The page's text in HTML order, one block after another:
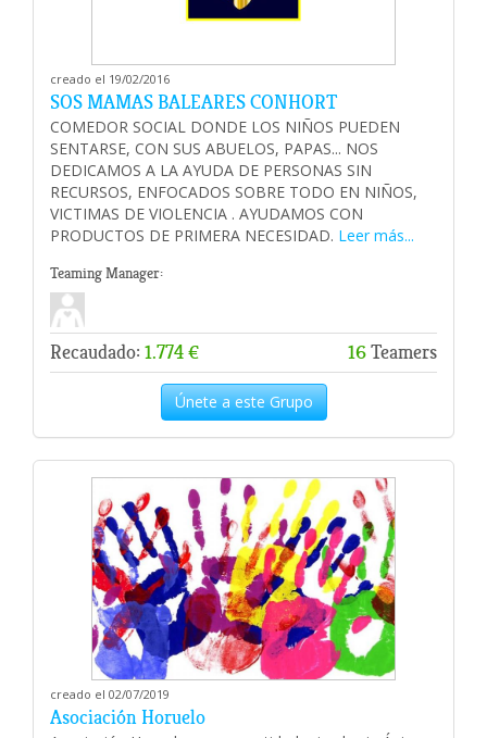
creado el 19/02/2016
SOS MAMAS BALEARES CONHORT
COMEDOR SOCIAL DONDE LOS NIÑOS PUEDEN
SENTARSE, CON SUS ABUELOS, PAPAS... NOS
DEDICAMOS A LA AYUDA DE PERSONAS SIN
RECURSOS, ENFOCADOS SOBRE TODO EN NIÑOS,
VICTIMAS DE VIOLENCIA . AYUDAMOS CON
PRODUCTOS DE PRIMERA NECESIDAD. Leer más...
Teaming Manager:
Recaudado: 1.774 € 16Teamers
Únete a este Grupo
creado el 02/07/2019
Asociación Horuelo